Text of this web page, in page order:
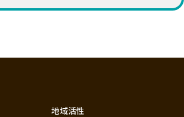
鹿児島
地域活性